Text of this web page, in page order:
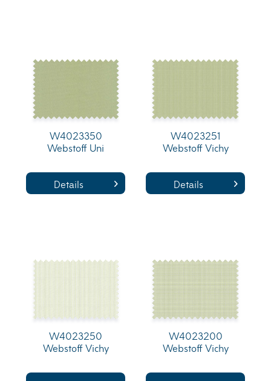
W4023350
Webstoff Uni
Details
W4023251
Webstoff Vichy
Details
W4023250
Webstoff Vichy
W4023200
Webstoff Vichy